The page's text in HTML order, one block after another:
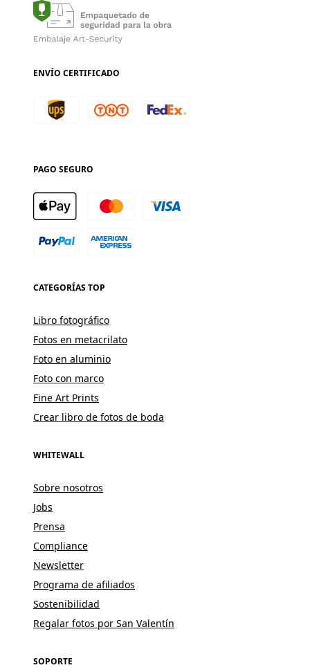
ENVÍO CERTIFICADO
PAGO SEGURO
CATEGORÍAS TOP
Libro fotográfico
Fotos en metacrilato
Foto en aluminio
Foto con marco
Fine Art Prints
Crear libro de fotos de boda
WHITEWALL
Sobre nosotros
Jobs
Prensa
Compliance
Newsletter
Programa de afiliados
Sostenibilidad
Regalar fotos por San Valentín
SOPORTE